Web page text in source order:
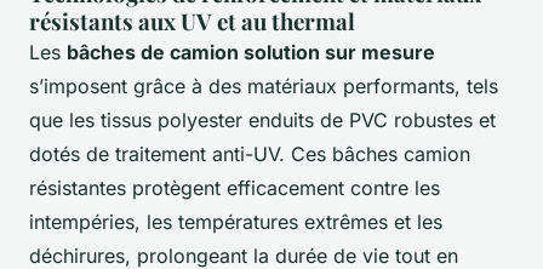
résistants aux UV et au thermal
Les bâches de camion solution sur mesure
s’imposent grâce à des matériaux performants, tels
que les tissus polyester enduits de PVC robustes et
dotés de traitement anti-UV. Ces bâches camion
résistantes protègent efficacement contre les
intempéries, les températures extrêmes et les
déchirures, prolongeant la durée de vie tout en